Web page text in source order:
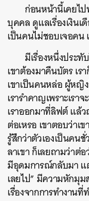
ก่อนหน้านี้เคยไ
บุคคล ดูแลเรื่องเงิน
เป็นคนไม่ชอบเจอคน
มีเรื่องหนึ่งประ
เขาต้องมาคืนบัตร เร
เขาเป็นคนหล่อ ผู้ห
เรารำคาญเพราะเร
เราออกมาที่ลิฟต์ แล้
ต่อเหรอ เขาตอบว่าเ
รู้สึกว่าตัวเองเป็นคน
ลาเขา ก็เลยถามว่า
มีอุดมการณ์กลับมา แ
เลยไป” มีความหักมุม
เรื่องจากการทำงานที่